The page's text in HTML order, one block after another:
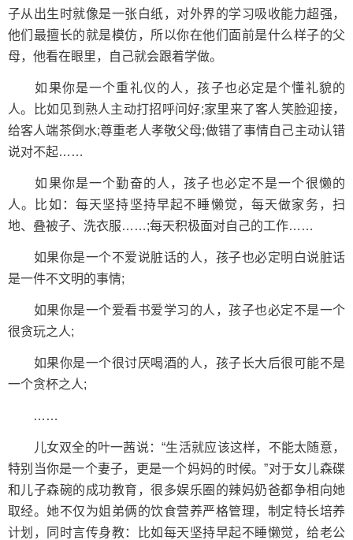
子从出生时就像是一张白纸，对外界的学习吸收能力超强，
他们最擅长的就是模仿，所以你在他们面前是什么样子的父
母，他看在眼里，自己就会跟着学做。
如果你是一个重礼仪的人，孩子也必定是个懂礼貌的
人。比如见到熟人主动打招呼问好;家里来了客人笑脸迎接，
给客人端茶倒水;尊重老人孝敬父母;做错了事情自己主动认错
说对不起……
如果你是一个勤奋的人，孩子也必定不是一个很懒的
人。比如：每天坚持坚持早起不睡懒觉，每天做家务，扫
地、叠被子、洗衣服……;每天积极面对自己的工作……
如果你是一个不爱说脏话的人，孩子也必定明白说脏话
是一件不文明的事情;
如果你是一个爱看书爱学习的人，孩子也必定不是一个
很贪玩之人;
如果你是一个很讨厌喝酒的人，孩子长大后很可能不是
一个贪杯之人;
……
儿女双全的叶一茜说：“生活就应该这样，不能太随意，
特别当你是一个妻子，更是一个妈妈的时候。”对于女儿森碟
和儿子森碗的成功教育，很多娱乐圈的辣妈奶爸都争相向她
取经。她不仅为姐弟俩的饮食营养严格管理，制定特长培养
计划，同时言传身教：比如每天坚持早起不睡懒觉，给老公